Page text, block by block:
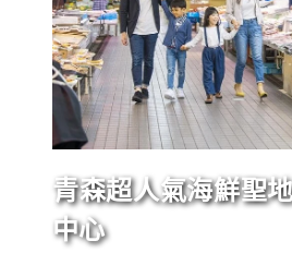
青森超人氣海鮮聖
中心